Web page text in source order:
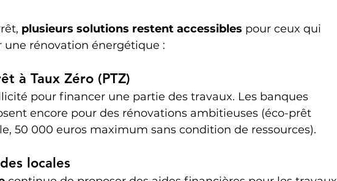
plusieurs solutions restent accessibles pour ceux qui
rénovation énergétique :
à Taux Zéro (PTZ)
pour financer une partie des travaux. Les banques
encore pour des rénovations ambitieuses (éco-prêt
50 000 euros maximum sans condition de ressources).
locales